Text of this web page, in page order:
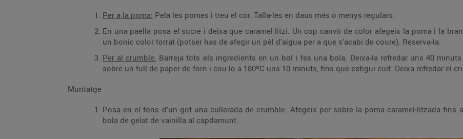
Per a la poma: Pela les pomes i treu el cor. Talla-les en daus més o menys regulars.
En una paella posa el sucre i deixa que caramel·litzi. Un cop canviï de color afegeix la poma i la
un bonic color torrat (potser has de afegir un pèl d’aigua per a que s’acabi de coure). Reserva-la.
Per al crumble: Barreja tots els ingredients en un bol i fes una bola. Deixa-la refredar uns 40
sobre un full de paper de forn i cou-lo a 180ºC uns 10 minuts, fins que estigui cuit. Deixa refredar el
Muntatge
Posa en el fons d’un got una cullerada de crumble. Afegeix per sobre la poma caramel·litzada
bola de gelat de vainilla al capdamunt.